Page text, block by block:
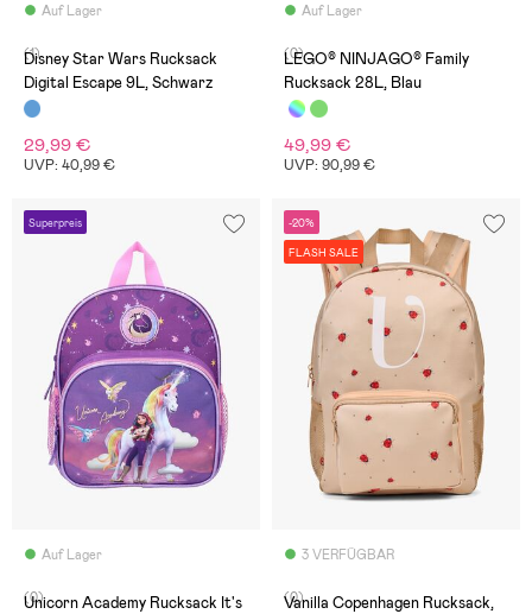
Auf Lager
(1)
Disney Star Wars Rucksack
Digital Escape 9L, Schwarz
29,99 €
UVP: 40,99 €
Auf Lager
(0)
LEGO® NINJAGO® Family
Rucksack 28L, Blau
49,99 €
UVP: 90,99 €
Superpreis
Auf Lager
(0)
Unicorn Academy Rucksack It's
-20%
FLASH SALE
3 VERFÜGBAR
(0)
Vanilla Copenhagen Rucksack,